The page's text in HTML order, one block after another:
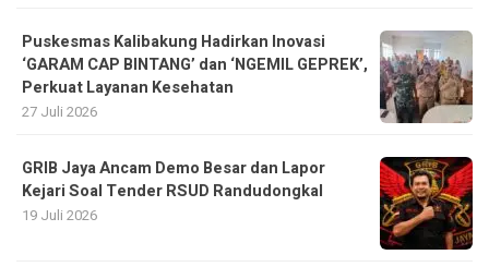
Puskesmas Kalibakung Hadirkan Inovasi
‘GARAM CAP BINTANG’ dan ‘NGEMIL GEPREK’,
Perkuat Layanan Kesehatan
27 Juli 2026
GRIB Jaya Ancam Demo Besar dan Lapor
Kejari Soal Tender RSUD Randudongkal
19 Juli 2026